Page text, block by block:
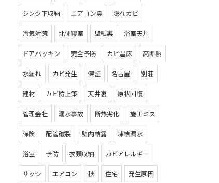
シンク下収納 エアコン臭 隠れカビ
冷気対策 北側寝室 壁紙裏 浴室天井
ドアパッキン 完全予防 カビ温床 高断熱
水漏れ カビ発生 保証 名古屋 別荘
建材 カビ防止策 天井裏 原状回復
管理会社 漏水事故 断熱劣化 施工ミス
保険 配管破裂 壁内結露 凍結漏水
浴室 予防 衣類収納 カビアレルギー
サッシ エアコン 秋 住宅 発生原因